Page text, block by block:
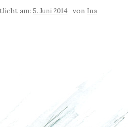
am: 5. Juni 2014 von Ina